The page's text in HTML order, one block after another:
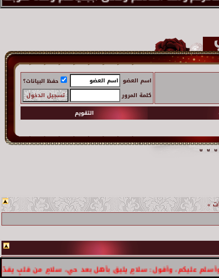
اسم العضو
حفظ البيانات؟
كلمة المرور
التقويم
»
وأقول: سلامٍ يليق بأهل بعد حي، سلامٍ من قلبٍ يقدّر الغلا